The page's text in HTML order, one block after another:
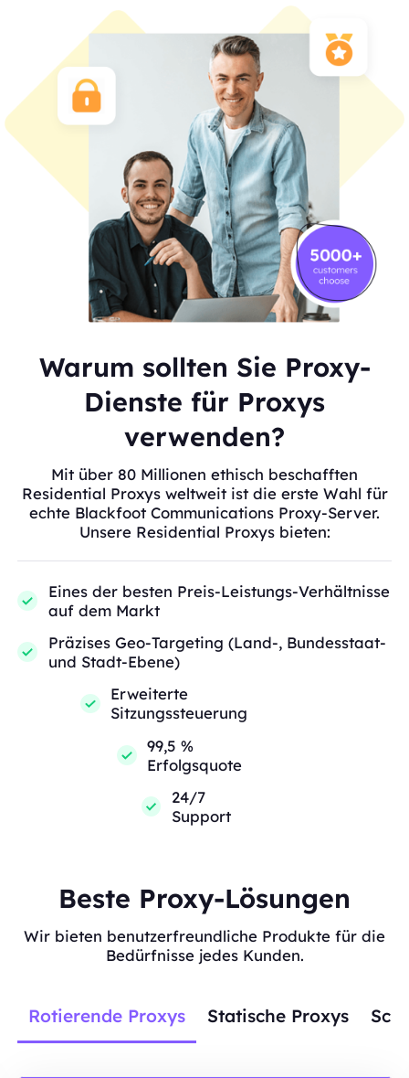
Warum sollten Sie Proxy-
Dienste für Proxys
verwenden?
Mit über 80 Millionen ethisch beschafften
Residential Proxys weltweit ist die erste Wahl für
echte Blackfoot Communications Proxy-Server.
Unsere Residential Proxys bieten:
Eines der besten Preis-Leistungs-Verhältnisse
auf dem Markt
Präzises Geo-Targeting (Land-, Bundesstaat-
und Stadt-Ebene)
Erweiterte
Sitzungssteuerung
99,5 %
Erfolgsquote
24/7
Support
Beste Proxy-Lösungen
Wir bieten benutzerfreundliche Produkte für die
Bedürfnisse jedes Kunden.
Rotierende Proxys Statische Proxys